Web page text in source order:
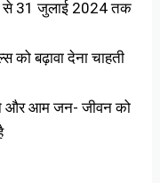
से 31 जुलाई 2024 तक
को बढ़ावा देना चाहती
और आम जन- जीवन को